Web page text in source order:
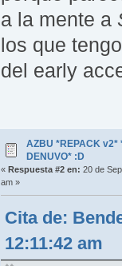
a la mente a
los que
del early
AZBU *REPACK v2*
DENUVO* :D
« Respuesta #2 en: 20 de
am »
Cita de:
12:11:42 am